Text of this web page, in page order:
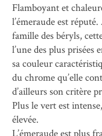
Flamboyant et
l’émeraude est
famille des béryls,
l’une des plus prisées
sa couleur
du chrome qu’elle
d’ailleurs son critère
Plus le vert est
élevée.
L’émeraude est plus